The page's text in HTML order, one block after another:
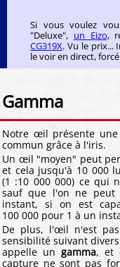
Si vous voulez
"Deluxe", un Eizo,
CG319X. Vu le
le voir en direct,
Gamma
Notre œil présente
commun grâce à l'iris.
Un œil "moyen" peut
et cela jusqu'à 10 000
(1 :10 000 000) ce qui
sauf que l'on ne peut
instant, si on est
100 000 pour 1 à un
De plus, l'œil n'est
sensibilité suivant
appelle ungamma, et
capture ne sont pas